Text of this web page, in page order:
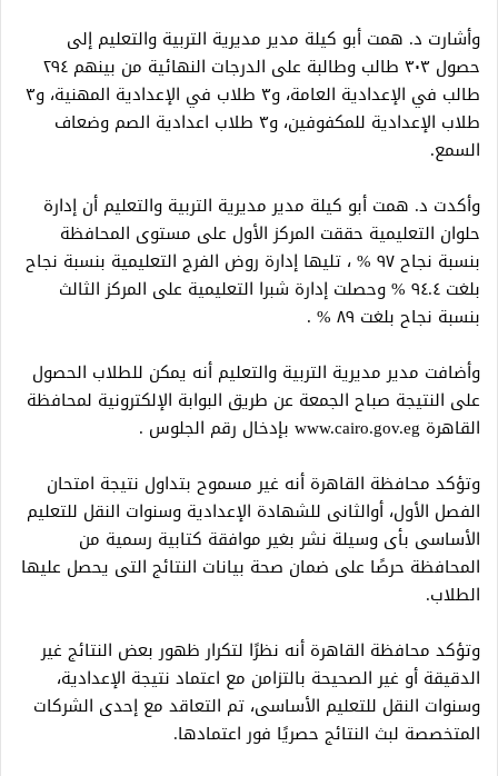
وأشارت د. همت أبو كيلة مدير مديرية التربية والتعليم إلى
حصول ٣٠٣ طالب وطالبة على الدرجات النهائية من بينهم ٢٩٤
طالب في الإعدادية العامة، و٣ طلاب في الإعدادية المهنية، و٣
طلاب الإعدادية للمكفوفين، و٣ طلاب اعدادية الصم وضعاف
السمع.
وأكدت د. همت أبو كيلة مدير مديرية التربية والتعليم أن إدارة
حلوان التعليمية حققت المركز الأول على مستوى المحافظة
بنسبة نجاح ٩٧ % ، تليها إدارة روض الفرج التعليمية بنسبة نجاح
بلغت ٩٤.٤ % وحصلت إدارة شبرا التعليمية على المركز الثالث
بنسبة نجاح بلغت ٨٩ % .
وأضافت مدير مديرية التربية والتعليم أنه يمكن للطلاب الحصول
على النتيجة صباح الجمعة عن طريق البوابة الإلكترونية لمحافظة
القاهرة www.cairo.gov.eg بإدخال رقم الجلوس .
وتؤكد محافظة القاهرة أنه غير مسموح بتداول نتيجة امتحان
الفصل الأول، أوالثانى للشهادة الإعدادية وسنوات النقل للتعليم
الأساسى بأى وسيلة نشر بغير موافقة كتابية رسمية من
المحافظة حرصًا على ضمان صحة بيانات النتائج التى يحصل عليها
الطلاب.
وتؤكد محافظة القاهرة أنه نظرًا لتكرار ظهور بعض النتائج غير
الدقيقة أو غير الصحيحة بالتزامن مع اعتماد نتيجة الإعدادية،
وسنوات النقل للتعليم الأساسى، تم التعاقد مع إحدى الشركات
المتخصصة لبث النتائج حصريًا فور اعتمادها.